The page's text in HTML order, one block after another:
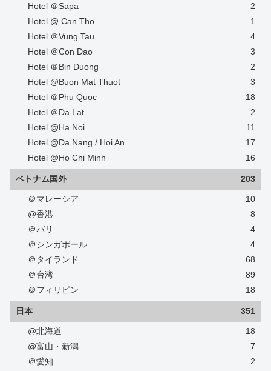
Hotel ＠Sapa
2
Hotel @ Can Tho
1
Hotel ＠Vung Tau
4
Hotel ＠Con Dao
3
Hotel ＠Bin Duong
2
Hotel @Buon Mat Thuot
3
Hotel ＠Phu Quoc
18
Hotel ＠Da Lat
2
Hotel @Ha Noi
11
Hotel @Da Nang / Hoi An
17
Hotel @Ho Chi Minh
16
ベトナム国外 203
＠マレーシア
10
@香港
8
＠バリ
4
＠シンガポール
4
＠タイランド
68
＠台湾
89
＠フィリピン
18
日本 351
@北海道
18
@富山・新潟
7
＠愛知
2